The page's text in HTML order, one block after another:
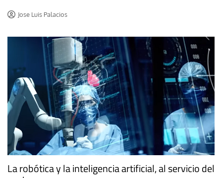
Jose Luis Palacios
La robótica y la inteligencia artificial, al servicio del